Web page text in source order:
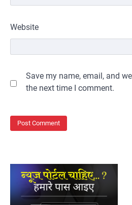
Website
Save my name, email, and
the next time I comment.